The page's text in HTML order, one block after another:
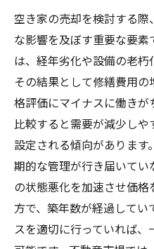
化する具体的な方法
築年数と空き家市場
響を与えるトレンド
空き家売却で失敗し
築年数の見方と対策
空き家の売却を検討する
な影響を及ぼす重要な要
は、経年劣化や設備の老朽
その結果として修繕費用
格評価にマイナスに働きが
比較すると需要が減少し
設定される傾向がありま
期的な管理が行き届いて
の状態悪化を加速させ価
方で、築年数が経過して
スを適切に行っていれば